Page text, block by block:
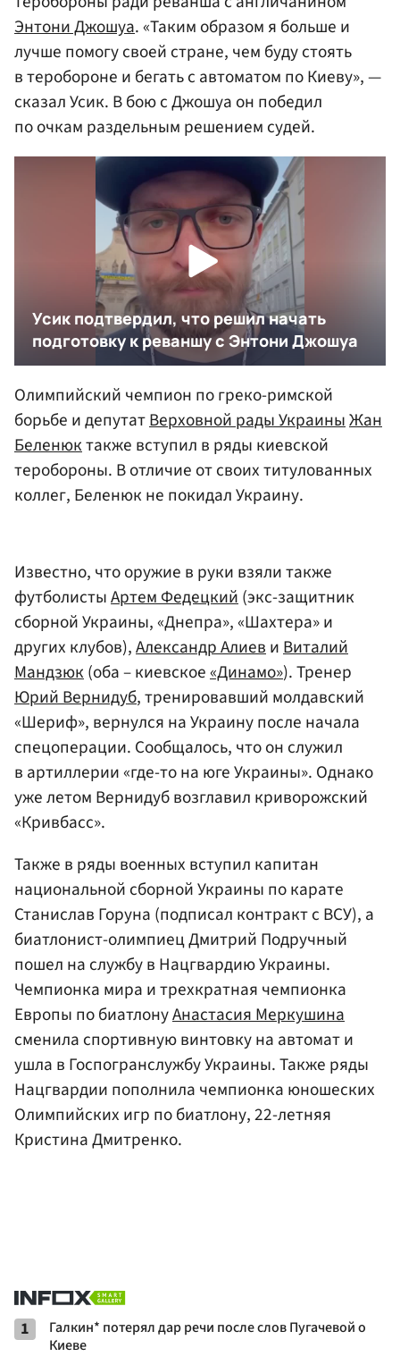
Энтони Джошуа. «Таким образом я больше и
лучше помогу своей стране, чем буду стоять
в теробороне и бегать с автоматом по Киеву», —
сказал Усик. В бою с Джошуа он победил
по очкам раздельным решением судей.
Олимпийский чемпион по греко-римской
борьбе и депутатВерховной рады УкраиныЖан
Беленюктакже вступил в ряды киевской
теробороны. В отличие от своих титулованных
коллег, Беленюк не покидал Украину.
Известно, что оружие в руки взяли также
футболистыАртем Федецкий(экс-защитник
сборной Украины, «Днепра», «Шахтера» и
других клубов),Александр АлиевиВиталий
Мандзюк(оба – киевское«Динамо»). Тренер
Юрий Вернидуб, тренировавший молдавский
«Шериф», вернулся на Украину после начала
спецоперации. Сообщалось, что он служил
в артиллерии «где-то на юге Украины». Однако
уже летом Вернидуб возглавил криворожский
«Кривбасс».
Также в ряды военных вступил капитан
национальной сборной Украины по карате
Станислав Горуна (подписал контракт с ВСУ), а
биатлонист-олимпиец Дмитрий Подручный
пошел на службу в Нацгвардию Украины.
Чемпионка мира и трехкратная чемпионка
Европы по биатлонуАнастасия Меркушина
сменила спортивную винтовку на автомат и
ушла в Госпогранслужбу Украины. Также ряды
Нацгвардии пополнила чемпионка юношеских
Олимпийских игр по биатлону, 22-летняя
Кристина Дмитренко.
1
Галкин* потерял дар речи после слов Пугачевой о
Киеве